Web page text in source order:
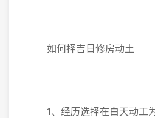
如何择吉日修房动土
1、经历选择在白天动工